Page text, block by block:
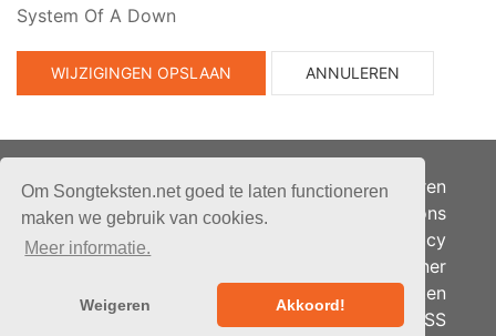
Om Songteksten.net goed te laten functioneren
maken we gebruik van cookies.
Meer informatie.
Weigeren Akkoord!
System Of A Down
WIJZIGINGEN OPSLAAN ANNULEREN
Alle rechten voorbehouden.
bandhosting.nl
Adverteren
Over ons
Je privacy
Partner
Berichten
RSS